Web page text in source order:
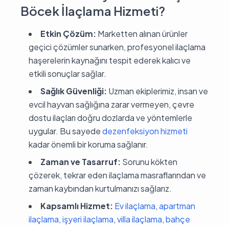
Böcek İlaçlama Hizmeti?
Etkin Çözüm: Marketten alınan ürünler
geçici çözümler sunarken, profesyonel ilaçlama
haşerelerin kaynağını tespit ederek kalıcı ve
etkili sonuçlar sağlar.
Sağlık Güvenliği: Uzman ekiplerimiz, insan ve
evcil hayvan sağlığına zarar vermeyen, çevre
dostu ilaçları doğru dozlarda ve yöntemlerle
uygular. Bu sayededezenfeksiyon hizmeti
kadar önemli bir koruma sağlanır.
Zaman ve Tasarruf: Sorunu kökten
çözerek, tekrar eden ilaçlama masraflarından ve
zaman kaybından kurtulmanızı sağlarız.
Kapsamlı Hizmet: Ev ilaçlama,apartman
ilaçlama,işyeri ilaçlama,villa ilaçlama,bahçe